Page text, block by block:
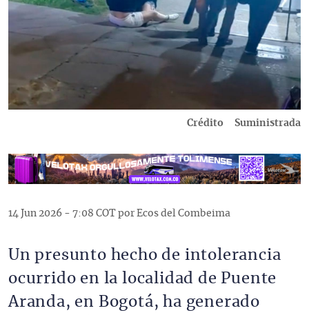
Crédito Suministrada
14 Jun 2026 - 7:08 COT por Ecos del Combeima
Un presunto hecho de intolerancia
ocurrido en la localidad de Puente
Aranda, en Bogotá, ha generado